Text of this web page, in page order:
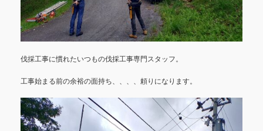
伐採工事に慣れたいつもの伐採工事専門スタッフ。
工事始まる前の余裕の面持ち、、、、頼りになります。